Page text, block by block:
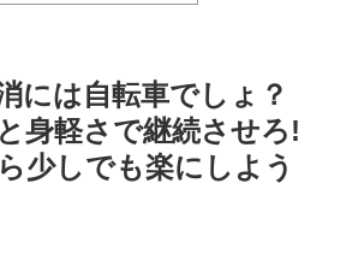
には自転車でしょ？
身軽さで継続させろ!
少しでも楽にしよう